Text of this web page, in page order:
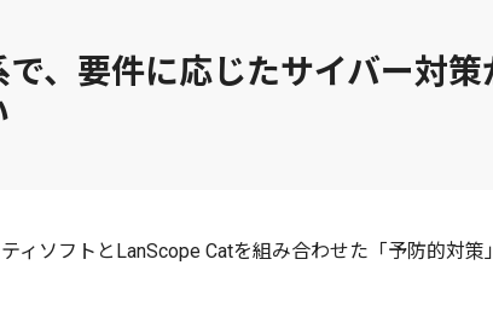
、要件に応じたサイバー対策
ィソフトとLanScope Catを組み合わせた「予防的対策